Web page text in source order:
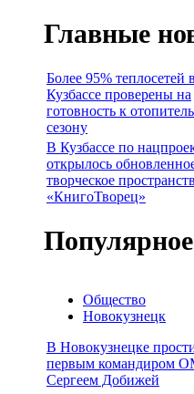
Главные
Более 95% теплосетей в
Кузбассе проверены на
готовность к
сезону
В Кузбассе по
открылось
творческое
«КнигоТворец»
Общество
Новокузнецк
В Новокузнецке
первым командиром
Сергеем Добижей